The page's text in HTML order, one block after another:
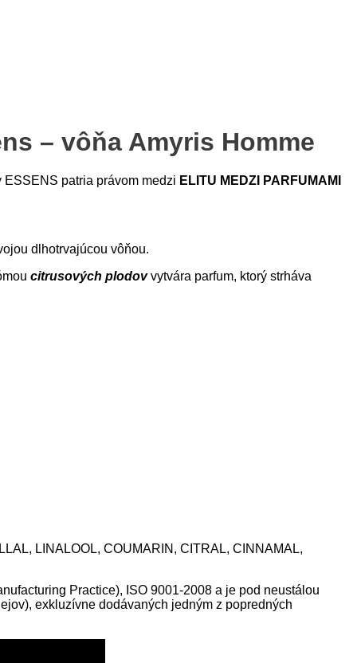
– vôňa Amyris Homme
patria právom medzi ELITU MEDZI PARFUMAMI
dlhotrvajúcou vôňou.
citrusových plodovvytvára parfum, ktorý strháva
LINALOOL, COUMARIN, CITRAL, CINNAMAL,
Practice), ISO 9001-2008 a je pod neustálou
exkluzívne dodávaných jedným z popredných